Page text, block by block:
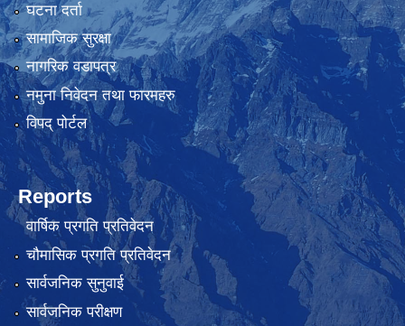
घटना दर्ता
सामाजिक सुरक्षा
नागरिक वडापत्र
नमुना निवेदन तथा फारमहरु
विपद् पोर्टल
Reports
वार्षिक प्रगति प्रतिवेदन
चौमासिक प्रगति प्रतिवेदन
सार्वजनिक सुनुवाई
सार्वजनिक परीक्षण